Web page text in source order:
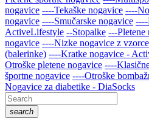
nogavice ----Tekaške nogavice ----
nogavice ----Smučarske nogavice
ActiveLifestyle --Stopalke ---Pletene
nogavice ----Nizke nogavice z
(balerinke) ----Kratke nogavice -
Otroške pletene nogavice ----
športne nogavice ----Otroške
Nogavice za diabetike - DiaSocks
search